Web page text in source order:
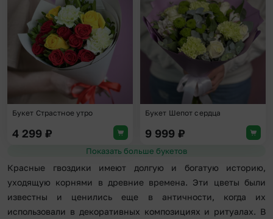
Добавить в избранное
Букет Страстное утро
4 299 ₽
Букет Шепот сердца
9 999 ₽
Показать больше букетов
Красные гвоздики имеют долгую и богатую историю,
уходящую корнями в древние времена. Эти цветы были
известны и ценились еще в античности, когда их
использовали в декоративных композициях и ритуалах. В